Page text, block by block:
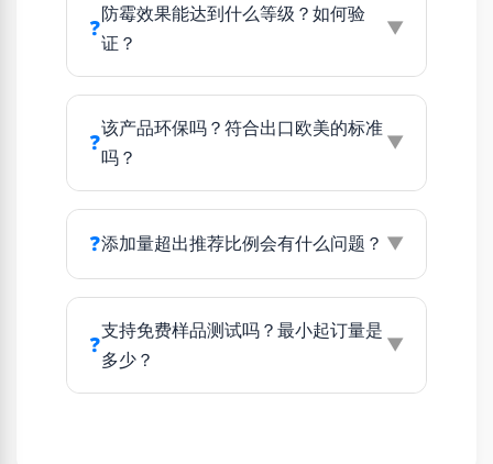
❓
防霉效果能达到什么等级？如何验
证？
▼
❓
该产品环保吗？符合出口欧美的标准
吗？
▼
❓添加量超出推荐比例会有什么问题？ ▼
❓
支持免费样品测试吗？最小起订量是
多少？
▼